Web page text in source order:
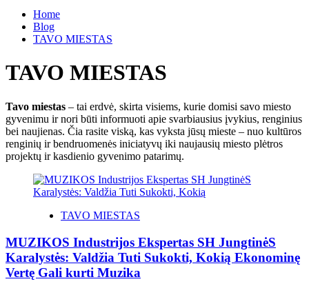
Home
Blog
TAVO MIESTAS
TAVO MIESTAS
Tavo miestas – tai erdvė, skirta visiems, kurie domisi savo miesto
gyvenimu ir nori būti informuoti apie svarbiausius įvykius, renginius
bei naujienas. Čia rasite viską, kas vyksta jūsų mieste – nuo kultūros
renginių ir bendruomenės iniciatyvų iki naujausių miesto plėtros
projektų ir kasdienio gyvenimo patarimų.
TAVO MIESTAS
MUZIKOS Industrijos Ekspertas SH JungtinėS
Karalystės: Valdžia Tuti Sukokti, Kokią Ekonominę
Vertę Gali kurti Muzika